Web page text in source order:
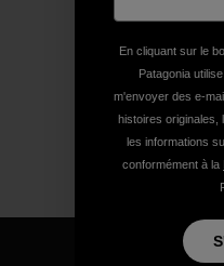
En cliquant sur le
Patagonia
m'envoyer des e-
histoires originales,
les informations
conformément à la